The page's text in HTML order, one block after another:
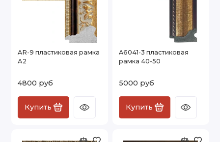
AR-9 пластиковая рамка
А2
4800 руб
Купить
A6041-3 пластиковая
рамка 40-50
5000 руб
Купить